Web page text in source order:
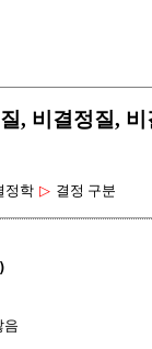
, 비결정질, 비
정학 ▷ 결정 구분